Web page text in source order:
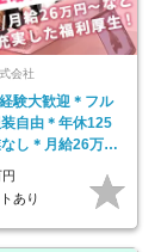
会社
験大歓迎＊フル
自由＊年休125
し＊月給26万円
あり